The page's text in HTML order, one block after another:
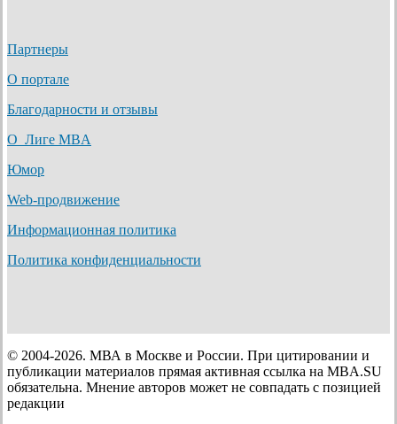
Партнеры
О портале
Благодарности и отзывы
О Лиге MBA
Юмор
Web-продвижение
Информационная политика
Политика конфиденциальности
© 2004-2026. МВА в Москве и России. При цитировании и
публикации материалов прямая активная ссылка на MBA.SU
обязательна. Мнение авторов может не совпадать с позицией
редакции